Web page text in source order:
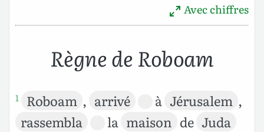
Avec chiffres
Règne de Roboam
1 Roboam , arrivé à Jérusalem ,
rassembla
la maison de Juda